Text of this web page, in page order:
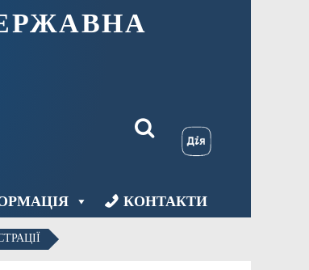
КОНТАКТИ